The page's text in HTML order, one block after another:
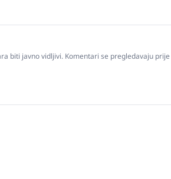
biti javno vidljivi. Komentari se pregledavaju